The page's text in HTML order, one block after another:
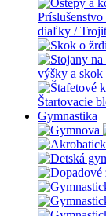
Príslušenstvo
diaľky /
výšky a skok
Štartovacie
Gymnastika